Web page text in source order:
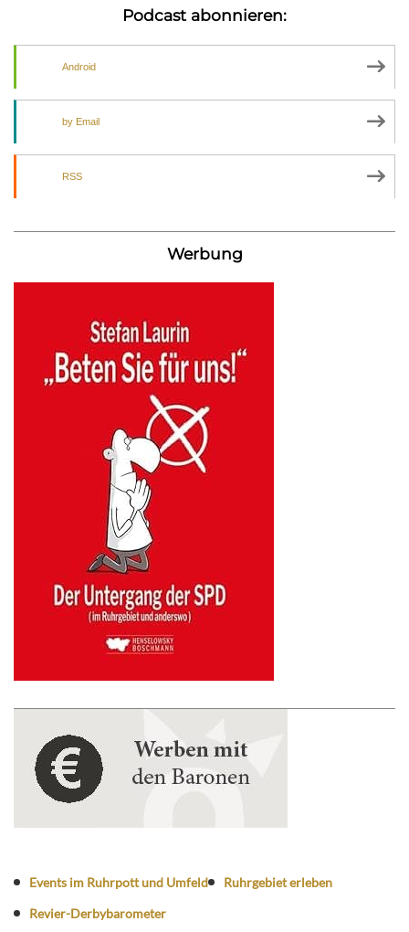
Podcast abonnieren:
Android
by Email
RSS
Werbung
Events im Ruhrpott und Umfeld
Ruhrgebiet erleben
Revier-Derbybarometer